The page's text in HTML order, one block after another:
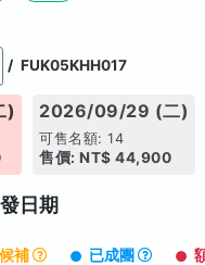
/ FUK05KHH017
) 2026/09/29 (二)
可售名額: 14
售價: NT$ 44,900
日期
補 已成團